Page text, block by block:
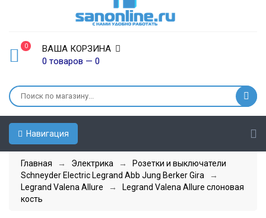
0
ВАША КОРЗИНА
0 товаров — 0
Навигация
Главная → Электрика →
Розетки и выключатели
Schneyder Electric Legrand Abb Jung Berker Gira
→
Legrand Valena Allure
→
Legrand Valena Allure слоновая
кость